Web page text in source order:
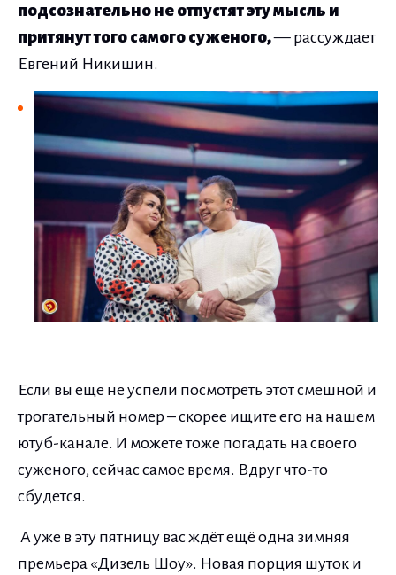
подсознательно не отпустят эту мысль и
притянут того самого суженого,— рассуждает
Евгений Никишин.
Если вы еще не успели посмотреть этот смешной и
трогательный номер – скорее ищите его на нашем
ютуб-канале. И можете тоже погадать на своего
суженого, сейчас самое время. Вдруг что-то
сбудется.
А уже в эту пятницу вас ждёт ещё одна зимняя
премьера «Дизель Шоу». Новая порция шуток и